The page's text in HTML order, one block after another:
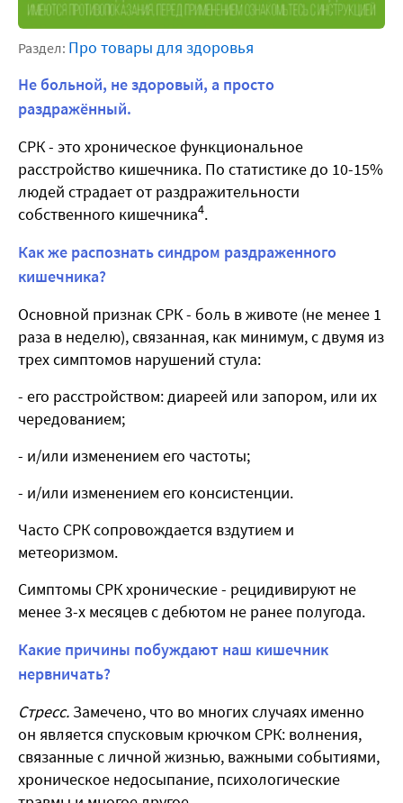
Раздел: Про товары для здоровья
Не больной, не здоровый, а просто
раздражённый.
СРК - это хроническое функциональное
расстройство кишечника. По статистике до 10-15%
людей страдает от раздражительности
собственного кишечника4.
Как же распознать синдром раздраженного
кишечника?
Основной признак СРК - боль в животе (не менее 1
раза в неделю), связанная, как минимум, с двумя из
трех симптомов нарушений стула:
- его расстройством: диареей или запором, или их
чередованием;
- и/или изменением его частоты;
- и/или изменением его консистенции.
Часто СРК сопровождается вздутием и
метеоризмом.
Симптомы СРК хронические - рецидивируют не
менее 3-х месяцев с дебютом не ранее полугода.
Какие причины побуждают наш кишечник
нервничать?
Стресс. Замечено, что во многих случаях именно
он является спусковым крючком СРК: волнения,
связанные с личной жизнью, важными событиями,
хроническое недосыпание, психологические